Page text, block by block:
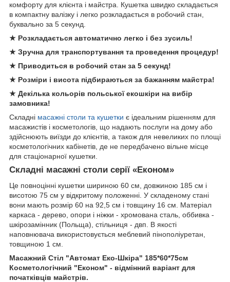
комфорту для клієнта і майстра. Кушетка швидко складається
в компактну валізку і легко розкладається в робочий стан,
буквально за 5 секунд.
★ Розкладається автоматично легко і без зусиль!
★ Зручна для транспортування та проведення процедур!
★ Приводиться в робочий стан за 5 секунд!
★ Розміри і висота підбираються за бажанням майстра!
★ Декілька кольорів польської екошкіри на вибір
замовника!
Складні масажні столи та кушетки є ідеальним рішенням для
масажистів і косметологів, що надають послуги на дому або
здійснюють виїзди до клієнтів, а також для невеликих по площі
косметологічних кабінетів, де не передбачено вільне місце
для стаціонарної кушетки.
Складні масажні столи серії «Економ»
Це повноцінні кушетки шириною 60 см, довжиною 185 см і
висотою 75 см у відкритому положенні. У складеному стані
вони мають розмір 60 на 92,5 см і товщину 16 см. Матеріал
каркаса - дерево, опори і ніжки - хромована сталь, оббивка -
шкірозамінник (Польща), стільниця - двп. В якості
наповнювача використовується меблевий пінополіуретан,
товщиною 1 см.
Масажний Стіл "Автомат Еко-Шкіра" 185*60*75см
Косметологічний "Економ" - відмінний варіант для
початківців майстрів.